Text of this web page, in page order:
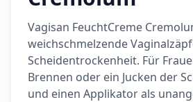
Vagisan FeuchtCreme
weichschmelzende
Scheidentrockenheit. Für
Brennen oder ein Jucken der
und einen Applikator als